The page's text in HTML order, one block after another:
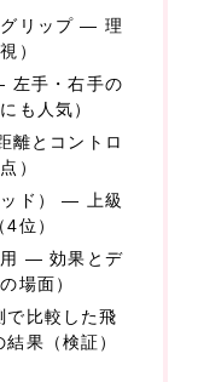
グリップ — 理
）
左手・右手の
も人気）
離とコントロ
）
ド） — 上級
位）
用 — 効果とデ
場面）
で比較した飛
果（検証）